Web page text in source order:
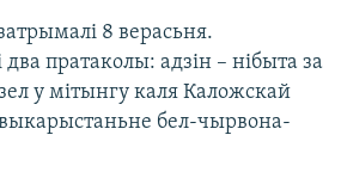
8 верасьня.
пратаколы: адзін – нібыта за
у мітынгу каля Каложскай
бел-чырвона-